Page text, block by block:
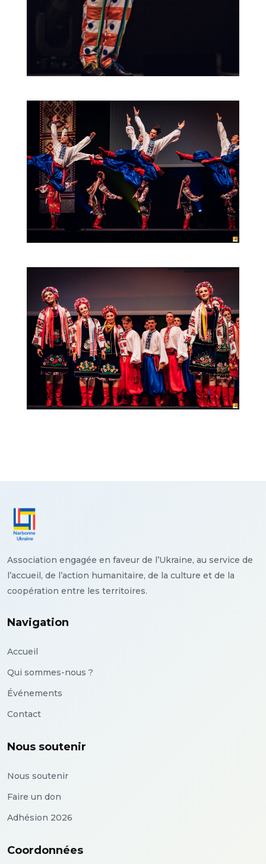
Association engagée en faveur de l’Ukraine, au service de
l’accueil, de l’action humanitaire, de la culture et de la
coopération entre les territoires.
Navigation
Accueil
Qui sommes-nous ?
Événements
Contact
Nous soutenir
Nous soutenir
Faire un don
Adhésion 2026
Coordonnées